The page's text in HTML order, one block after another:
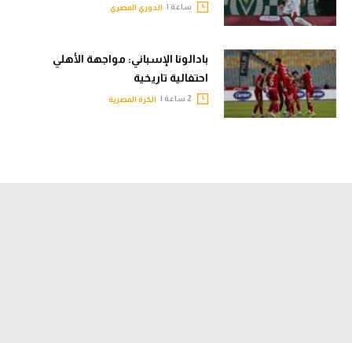
ساعة | الدوري المصري
بادالونا الإسباني: مواجهة الأهلي
احتفالية تاريخية
الكرة المصرية